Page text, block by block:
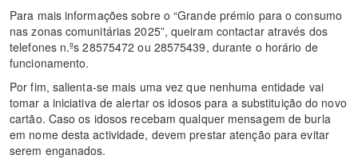
Para mais informações sobre o “Grande prémio para o consumo
nas zonas comunitárias 2025”, queiram contactar através dos
telefones n.ºs 28575472 ou 28575439, durante o horário de
funcionamento.
Por fim, salienta-se mais uma vez que nenhuma entidade vai
tomar a iniciativa de alertar os idosos para a substituição do novo
cartão. Caso os idosos recebam qualquer mensagem de burla
em nome desta actividade, devem prestar atenção para evitar
serem enganados.